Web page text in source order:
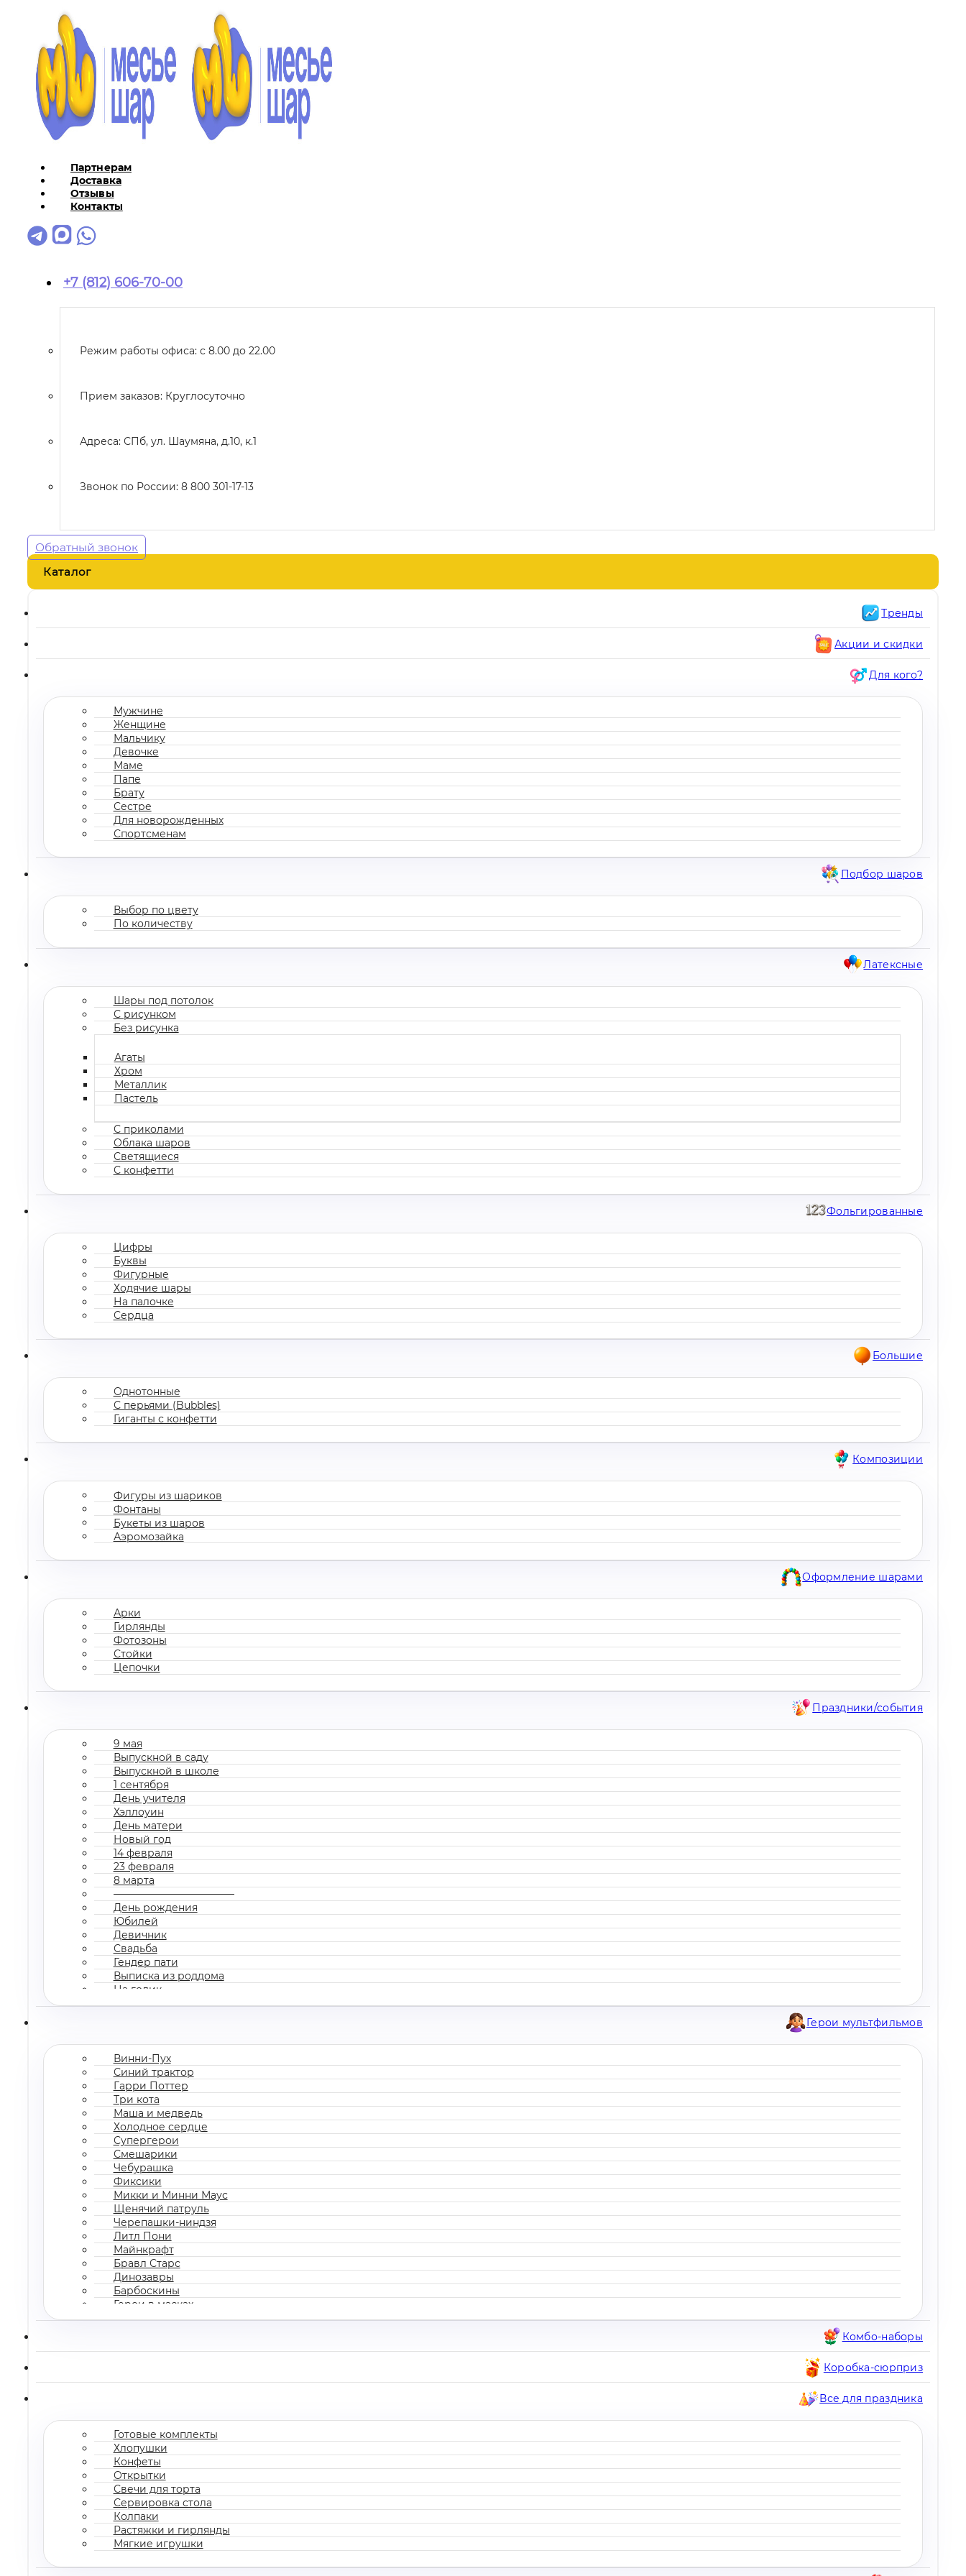
Партнерам
Доставка
Отзывы
Контакты
+7 (812) 606-70-00
Режим работы офиса: с 8.00 до 22.00
Прием заказов: Круглосуточно
Адреса: СПб, ул. Шаумяна, д.10, к.1
Звонок по России: 8 800 301-17-13
Обратный звонок
Каталог
Тренды
Акции и скидки
Для кого?
Мужчине
Женщине
Мальчику
Девочке
Маме
Папе
Брату
Сестре
Для новорожденных
Спортсменам
Подбор шаров
Выбор по цвету
По количеству
Латексные
Шары под потолок
С рисунком
Без рисунка
Агаты
Хром
Металлик
Пастель
С приколами
Облака шаров
Светящиеся
С конфетти
Фольгированные
Цифры
Буквы
Фигурные
Ходячие шары
На палочке
Сердца
Большие
Однотонные
С перьями (Bubbles)
Гиганты с конфетти
Композиции
Фигуры из шариков
Фонтаны
Букеты из шаров
Аэромозайка
Оформление шарами
Арки
Гирлянды
Фотозоны
Стойки
Цепочки
Праздники/события
9 мая
Выпускной в саду
Выпускной в школе
1 сентября
День учителя
Хэллоуин
День матери
Новый год
14 февраля
23 февраля
8 марта
————————————
День рождения
Юбилей
Девичник
Свадьба
Гендер пати
Выписка из роддома
На годик
Корпоратив
Герои мультфильмов
Винни-Пух
Синий трактор
Гарри Поттер
Три кота
Маша и медведь
Холодное сердце
Супергерои
Смешарики
Чебурашка
Фиксики
Микки и Минни Маус
Щенячий патруль
Черепашки-ниндзя
Литл Пони
Майнкрафт
Бравл Старс
Динозавры
Барбоскины
Герои в масках
Все мультгерои
Комбо-наборы
Коробка-сюрприз
Все для праздника
Готовые комплекты
Хлопушки
Конфеты
Открытки
Свечи для торта
Сервировка стола
Колпаки
Растяжки и гирлянды
Мягкие игрушки